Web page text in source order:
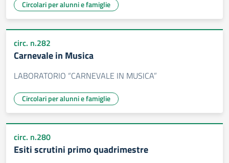
Circolari per alunni e famiglie
circ. n.282
Carnevale in Musica
LABORATORIO “CARNEVALE IN MUSICA”
Circolari per alunni e famiglie
circ. n.280
Esiti scrutini primo quadrimestre